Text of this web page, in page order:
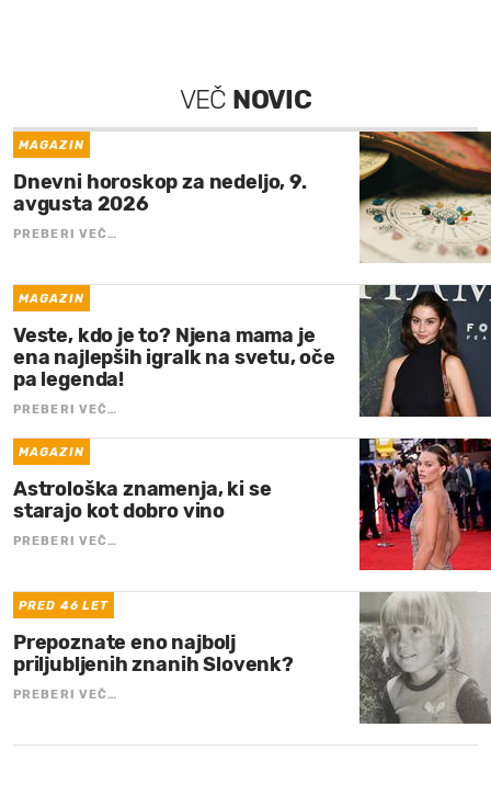
VEČ NOVIC
MAGAZIN
Dnevni horoskop za nedeljo, 9.
avgusta 2026
PREBERI VEČ…
MAGAZIN
Veste, kdo je to? Njena mama je
ena najlepših igralk na svetu, oče
pa legenda!
PREBERI VEČ…
MAGAZIN
Astrološka znamenja, ki se
starajo kot dobro vino
PREBERI VEČ…
PRED 46 LET
Prepoznate eno najbolj
priljubljenih znanih Slovenk?
PREBERI VEČ…